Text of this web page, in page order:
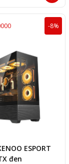
-8%
ESPORT
đen